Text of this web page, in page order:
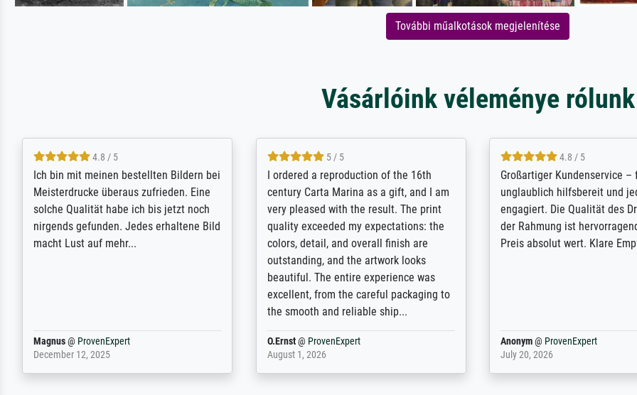
További műalkotások megjelenítése
Vásárlóink véleménye rólunk
5 / 5
Rundum positive Erfahrung. Die
Ausführung des Auftrags hat eine Weile
gedauert, die angekündigte Lieferzeit
wurde aber letztlich sogar etwas
unterschritten. Die Qualität des Papiers
Dr.@ProvenExpert
February 3, 2026
5 / 5
The team at Meisterdrucke strives to
meet its clients demands, and provides
expert advice on how to obtain the best
results for the prints requested by the
client. The company has a vast
repertoire of prints to choose from, and
will provide excellent service also with
regards to prints which are not in that
repertoire. Highly recommended!
Anonym@ProvenExpert
April 22, 2026
5 / 5
Outstanding quality and
support. - the quality of the
excellent and difficult to
from the real thing; it will be
for high-quality art prints
Anonym@ ProvenExpert
January 12, 2026